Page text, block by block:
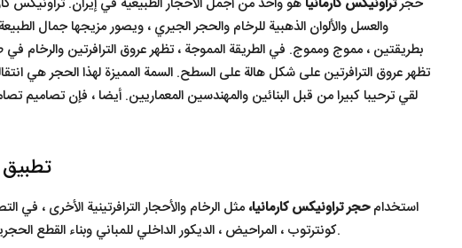
والعسل والألوان الذهبية للرخام والحجر الجيري ، ويصور مزيجها جمال
بطريقتين ، مموج ومموج. في الطريقة المموجة ، تظهر عروق الترافرتين والرخام في
تظهر عروق الترافرتين على شكل هالة على السطح. السمة المميزة لهذا الحجر هي
لقي ترحيبا كبيرا من قبل البنائين والمهندسين المعماريين. أيضا ، فإن تصاميم
تطبيق
استخدامحجر تراونیکس کارمانیا، مثل الرخام والأحجار الترافرتينية الأخرى ، في
كونترتوب ، المراحيض ، الديكور الداخلي للمباني وبناء القطع الحجرية مثل المزهريات والمنحوتات ، إلخ.